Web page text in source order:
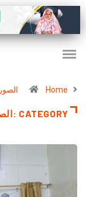
Home الصور
CATEGORY :الصور